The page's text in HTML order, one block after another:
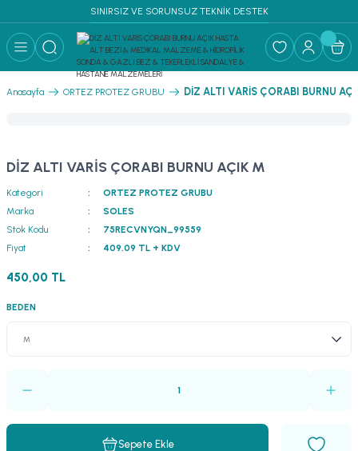
SINIRSIZ VE SORUNSUZ TEKNİK DESTEK
MALZEME ↓
Anasayfa ORTEZ PROTEZ GRUBU DİZ ALTI VARİS ÇORABI BURNU
DİZ ALTI VARİS ÇORABI BURNU AÇIK M
Kategori
ORTEZ PROTEZ GRUBU
Marka
SOLES
Stok Kodu
75RECVNYQN_99559
Fiyat
409,09 TL + KDV
450,00 TL
BEDEN
Sepete Ekle